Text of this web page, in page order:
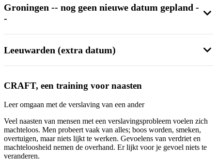
Groningen -- nog geen nieuwe datum gepland -
-
Leeuwarden (extra datum)
CRAFT, een training voor naasten
Leer omgaan met de verslaving van een ander
Veel naasten van mensen met een verslavingsprobleem voelen zich
machteloos. Men probeert vaak van alles; boos worden, smeken,
overtuigen, maar niets lijkt te werken. Gevoelens van verdriet en
machteloosheid nemen de overhand. Er lijkt voor je gevoel niets te
veranderen.